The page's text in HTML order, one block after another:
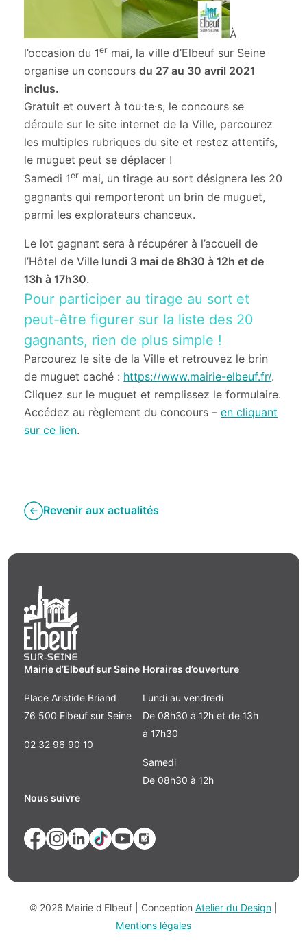
À
l’occasion du 1er mai, la ville d’Elbeuf sur Seine
organise un concoursdu 27 au 30 avril 2021
inclus.
Gratuit et ouvert à tou·te·s, le concours se
déroule sur le site internet de la Ville, parcourez
les multiples rubriques du site et restez attentifs,
le muguet peut se déplacer !
Samedi 1er mai, un tirage au sort désignera les 20
gagnants qui remporteront un brin de muguet,
parmi les explorateurs chanceux.
Le lot gagnant sera à récupérer à l’accueil de
l’Hôtel de Ville lundi 3 mai de 8h30 à 12h et de
13h à 17h30.
Pour participer au tirage au sort et
peut-être figurer sur la liste des 20
gagnants, rien de plus simple !
Parcourez le site de la Ville et retrouvez le brin
de muguet caché : https://www.mairie-elbeuf.fr/.
Cliquez sur le muguet et remplissez le formulaire.
Accédez au règlement du concours –en cliquant
sur ce lien.
Revenir aux actualités
Mairie d’Elbeuf sur Seine
Place Aristide Briand
76 500 Elbeuf sur Seine
02 32 96 90 10
Horaires d’ouverture
Lundi au vendredi
De 08h30 à 12h et de 13h
à 17h30
Samedi
De 08h30 à 12h
Nous suivre
© 2026 Mairie d'Elbeuf | Conception Atelier du Design
Mentions légales